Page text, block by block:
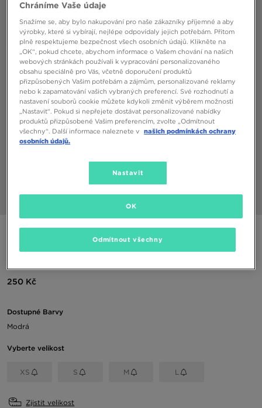
ONLY AT JD
MCKENZIE MIKINA LUNA TERRY CREW
250 Kč
Dostupné Barvy
Modrá
Vyberte velikost
XS S M L
Zjistit velikost
Chráníme Vaše údaje
Snažíme se, aby bylo nakupování pro naše zákazníky příjemné a aby
výrobky, které si vybírají, nejlépe odpovídaly jejich potřebám. Přitom
plně respektujeme bezpečnost všech osobních údajů. Klikněte na
„OK“, pokud chcete, abychom informace o Vašem chování na našich
webových stránkách používali k vypracování personalizovaného
obsahu speciálně pro Vás, včetně doporučení produktů
přizpůsobených Vašim potřebám a zájmům, personalizované reklamy
nebo k zapamatování vašich vybraných preferencí. Své rozhodnutí a
nastavení souborů cookie můžete kdykoli změnit výběrem možnosti
„Nastavit“. Pokud si nepřejete dostávat personalizované nabídky
produktů přizpůsobené Vašim preferencím, zvolte „Odmítnout
všechny“. Další informace naleznete v našich podmínkách ochrany
osobních údajů.
Nastavit
Odmítnout všechny
OK